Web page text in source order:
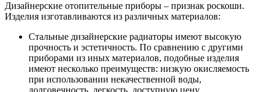
Дизайнерские отопительные приборы – признак роскоши.
Изделия изготавливаются из различных материалов:
Стальные дизайнерские радиаторы имеют высокую
прочность и эстетичность. По сравнению с другими
приборами из иных материалов, подобные изделия
имеют несколько преимуществ: низкую окисляемость
при использовании некачественной воды,
долговечность, легкость, доступную цену.